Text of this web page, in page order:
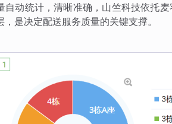
自动统计，清晰准确，山竺科技依托
是决定配送服务质量的关键支撑。